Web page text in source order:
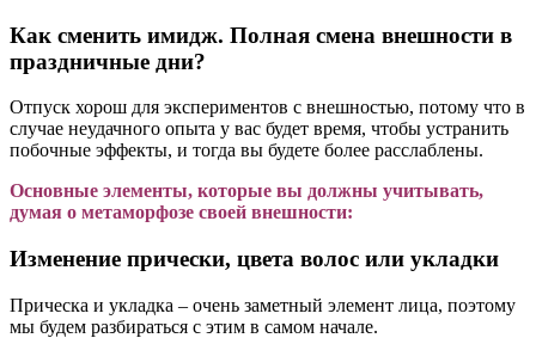
Как сменить имидж. Полная смена внешности в
праздничные дни?
Отпуск хорош для экспериментов с внешностью, потому что в
случае неудачного опыта у вас будет время, чтобы устранить
побочные эффекты, и тогда вы будете более расслаблены.
Основные элементы, которые вы должны учитывать,
думая о метаморфозе своей внешности:
Изменение прически, цвета волос или укладки
Прическа и укладка – очень заметный элемент лица, поэтому
мы будем разбираться с этим в самом начале.